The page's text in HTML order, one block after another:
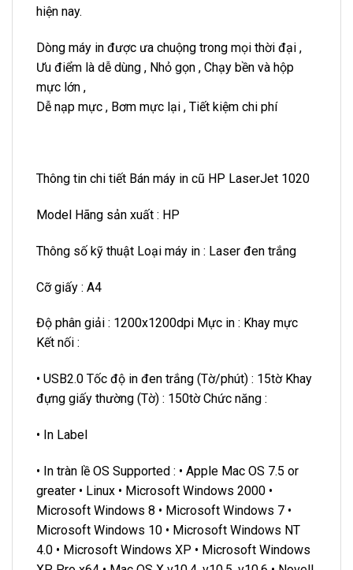
hiện nay.
Dòng máy in được ưa chuộng trong mọi thời đại ,
Ưu điểm là dễ dùng , Nhỏ gọn , Chạy bền và hộp
mực lớn ,
Dễ nạp mực , Bơm mực lại , Tiết kiệm chi phí
Thông tin chi tiết Bán máy in cũ HP LaserJet 1020
Model Hãng sản xuất : HP
Thông số kỹ thuật Loại máy in : Laser đen trắng
Cỡ giấy : A4
Độ phân giải : 1200x1200dpi Mực in : Khay mực
Kết nối :
• USB2.0 Tốc độ in đen trắng (Tờ/phút) : 15tờ Khay
đựng giấy thường (Tờ) : 150tờ Chức năng :
• In Label
• In tràn lề OS Supported : • Apple Mac OS 7.5 or
greater • Linux • Microsoft Windows 2000 •
Microsoft Windows 8 • Microsoft Windows 7 •
Microsoft Windows 10 • Microsoft Windows NT
4.0 • Microsoft Windows XP • Microsoft Windows